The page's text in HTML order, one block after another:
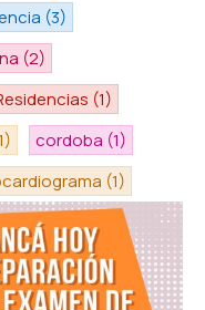
(3)
(2)
(1)
cordoba (1)
(1)